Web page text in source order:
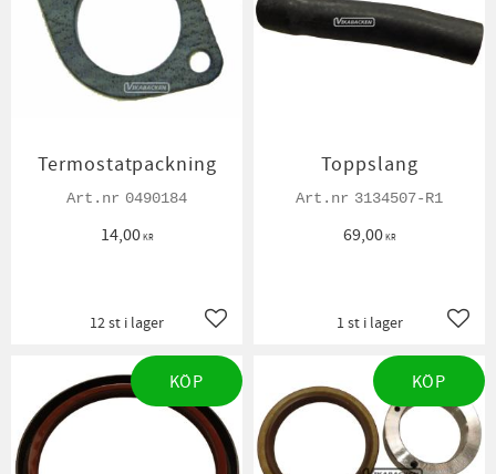
Termostatpackning
0490184
14,00KR
Lägg till i favoriter
12 st i lager
Toppslang
3134507-R1
69,00KR
1 st i lager
KÖP KÖP